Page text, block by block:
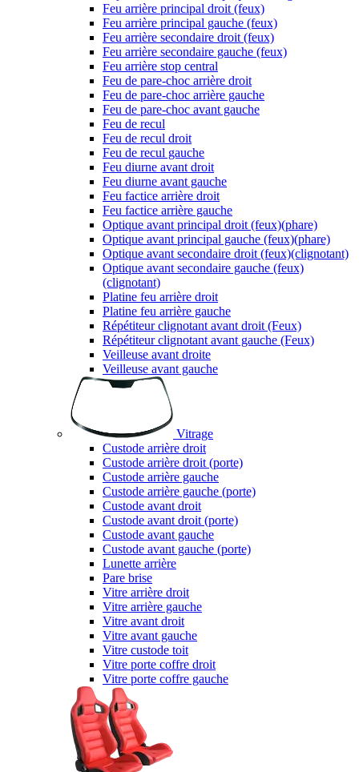
Feu arrière principal droit (feux)
Feu arrière principal gauche (feux)
Feu arrière secondaire droit (feux)
Feu arrière secondaire gauche (feux)
Feu arrière stop central
Feu de pare-choc arrière droit
Feu de pare-choc arrière gauche
Feu de pare-choc avant gauche
Feu de recul
Feu de recul droit
Feu de recul gauche
Feu diurne avant droit
Feu diurne avant gauche
Feu factice arrière droit
Feu factice arrière gauche
Optique avant principal droit (feux)(phare)
Optique avant principal gauche (feux)(phare)
Optique avant secondaire droit (feux)(clignotant)
Optique avant secondaire gauche (feux)
(clignotant)
Platine feu arrière droit
Platine feu arrière gauche
Répétiteur clignotant avant droit (Feux)
Répétiteur clignotant avant gauche (Feux)
Veilleuse avant droite
Veilleuse avant gauche
Vitrage
Custode arrière droit
Custode arrière droit (porte)
Custode arrière gauche
Custode arrière gauche (porte)
Custode avant droit
Custode avant droit (porte)
Custode avant gauche
Custode avant gauche (porte)
Lunette arrière
Pare brise
Vitre arrière droit
Vitre arrière gauche
Vitre avant droit
Vitre avant gauche
Vitre custode toit
Vitre porte coffre droit
Vitre porte coffre gauche